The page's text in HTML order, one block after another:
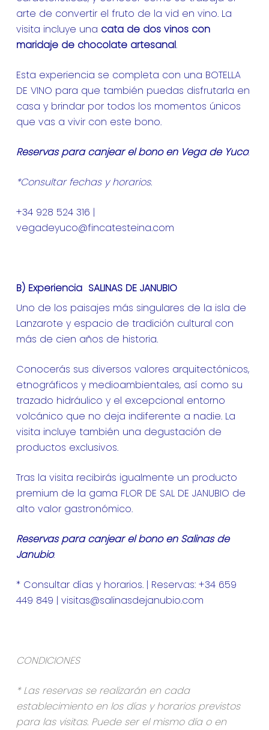
arte de convertir el fruto de la vid en vino. La
visita incluye una cata de dos vinos con
maridaje de chocolate artesanal.
Esta experiencia se completa con una BOTELLA
DE VINO para que también puedas disfrutarla en
casa y brindar por todos los momentos únicos
que vas a vivir con este bono.
Reservas para canjear el bono en Vega de Yuco:
*Consultar fechas y horarios.
+34 928 524 316 |
vegadeyuco@fincatesteina.com
B) Experiencia SALINAS DE JANUBIO
Uno de los paisajes más singulares de la isla de
Lanzarote y espacio de tradición cultural con
más de cien años de historia.
Conocerás sus diversos valores arquitectónicos,
etnográficos y medioambientales, así como su
trazado hidráulico y el excepcional entorno
volcánico que no deja indiferente a nadie. La
visita incluye también una degustación de
productos exclusivos.
Tras la visita recibirás igualmente un producto
premium de la gama FLOR DE SAL DE JANUBIO de
alto valor gastronómico.
Reservas para canjear el bono en Salinas de
Janubio:
* Consultar días y horarios. | Reservas: +34 659
449 849 | visitas@salinasdejanubio.com
CONDICIONES
* Las reservas se realizarán en cada
establecimiento en los días y horarios previstos
para las visitas. Puede ser el mismo día o en